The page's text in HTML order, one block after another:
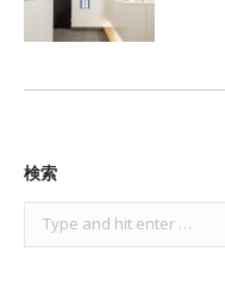
検索
Search: